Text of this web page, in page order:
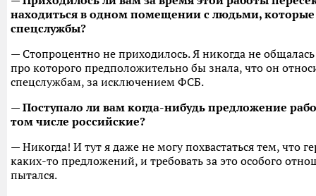
находиться в одном помещении с людьми, которые
спецслужбы?
— Стопроцентно не приходилось. Я никогда не
про которого предположительно бы знала, что он
спецслужбам, за исключением ФСБ.
— Поступало ли вам когда-нибудь предложение
том числе российские?
— Никогда! И тут я даже не могу похвастаться тем, что
каких-то предложений, и требовать за это особого
пытался.